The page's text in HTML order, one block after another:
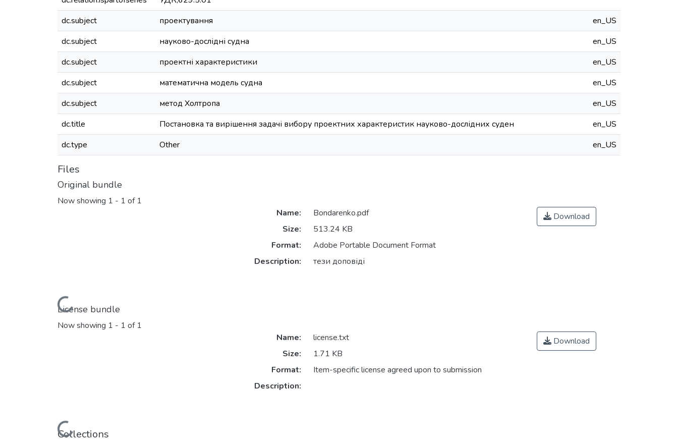
dc.subject
проектування
en_US
dc.subject
науково-дослідні судна
en_US
dc.subject
проектні характеристики
en_US
dc.subject
математична модель судна
en_US
dc.subject
метод Холтропа
en_US
dc.title
Постановка та вирішення задачі вибору проектних характеристик науково-дослідних суден
en_US
dc.type
Other en_US
Files
Original bundle
Now showing 1 - 1 of 1
Loading...
Name:
Bondarenko.pdf
Size:
513.24 KB
Format:
Adobe Portable Document Format
Description:
тези доповіді
Download
License bundle
Now showing 1 - 1 of 1
Loading...
Name:
license.txt
Size:
1.71 KB
Format:
Item-specific license agreed upon to submission
Description:
Download
Collections